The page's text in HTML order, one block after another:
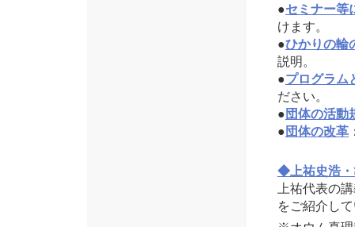
●セミナー等
けます。
●ひかりの輪
説明。
●プログラム
ださい。
● 団体の活動
● 団体の改革
◆上祐史浩・
上祐代表の
をご紹介し